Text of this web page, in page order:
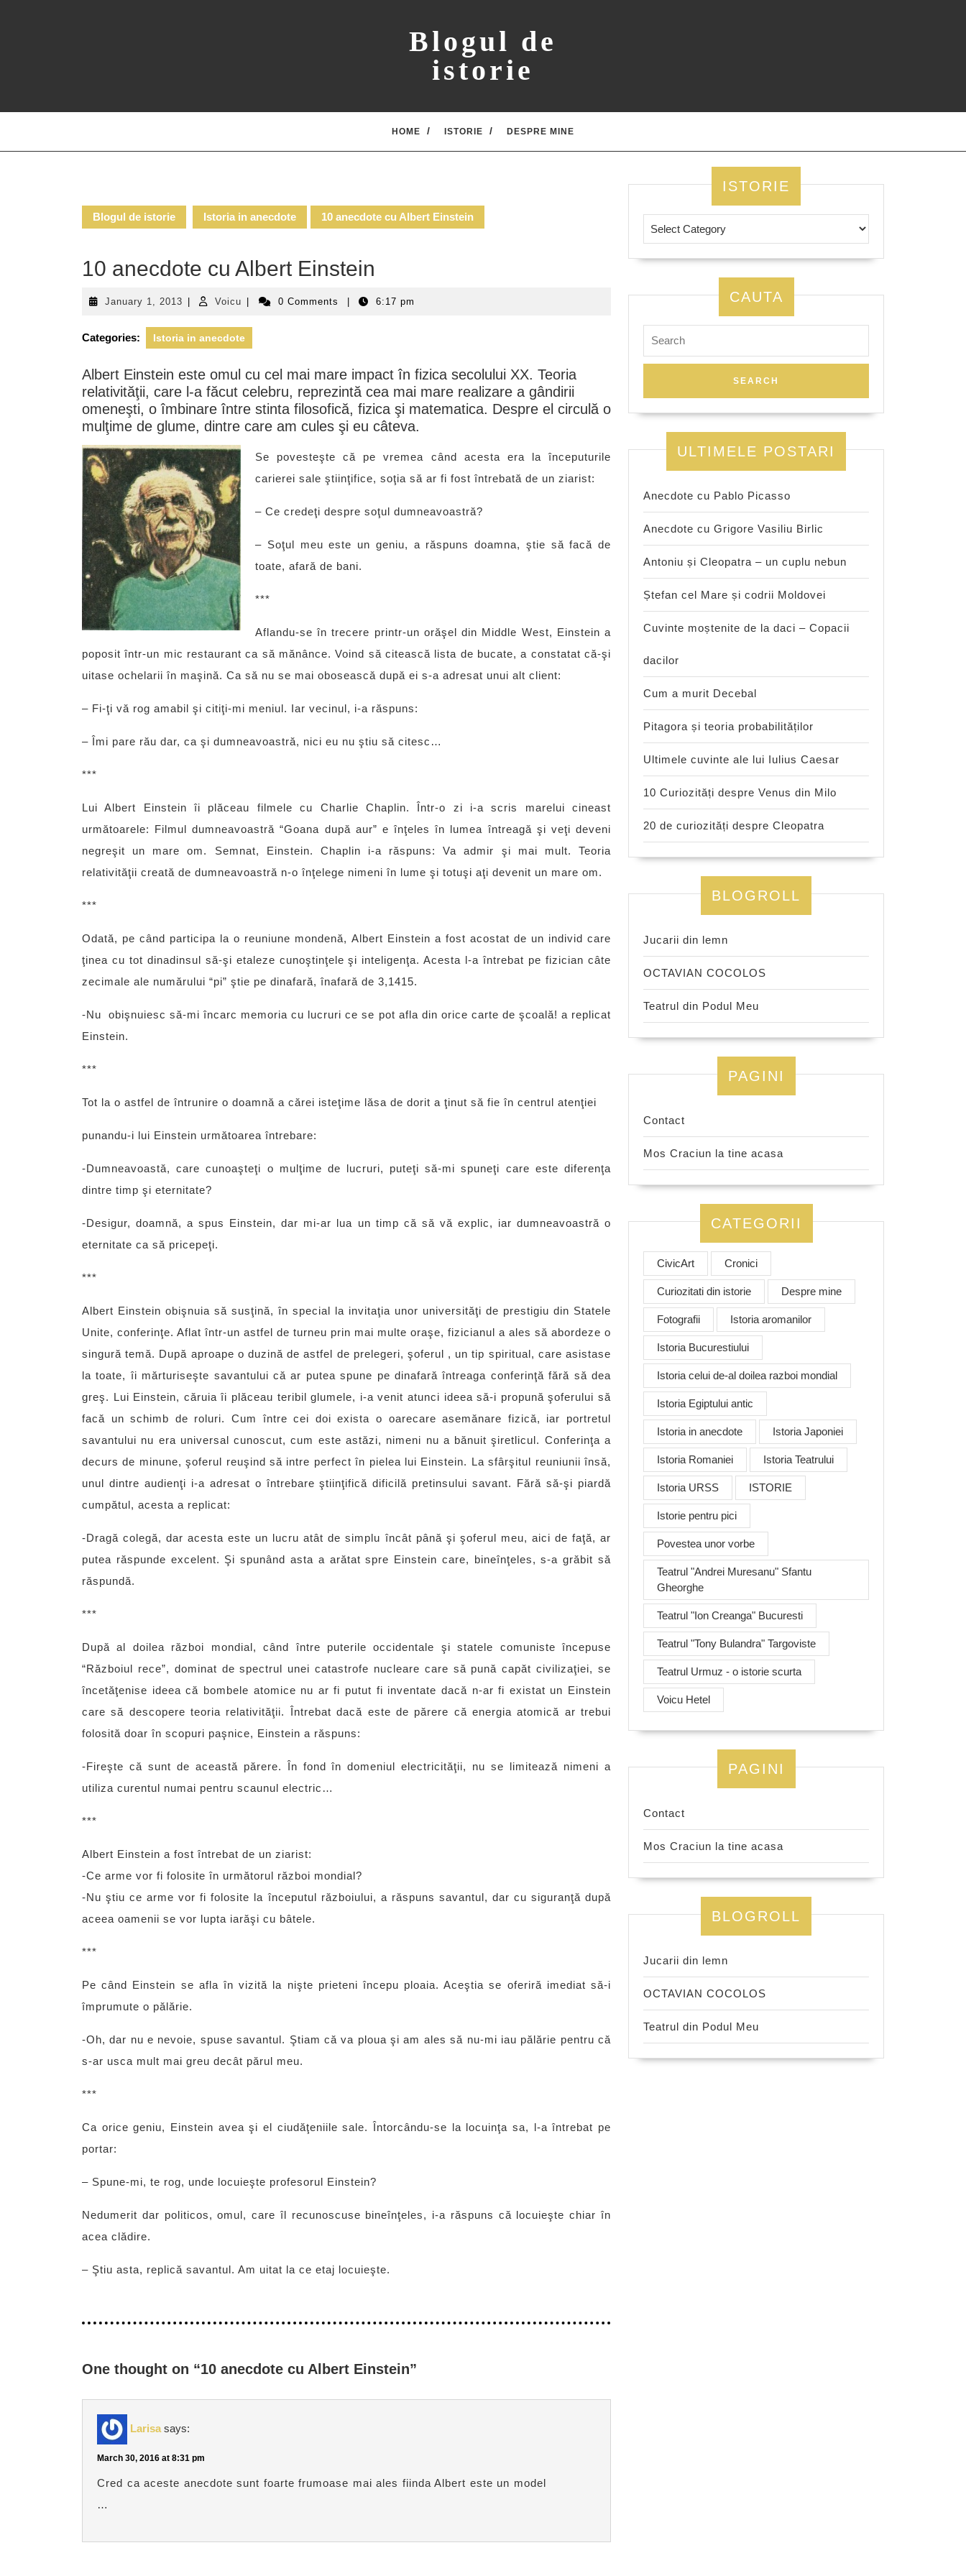
Blogul de
istorie
HOME ISTORIE DESPRE MINE
Blogul de istorie Istoria in anecdote 10 anecdote cu Albert Einstein
10 anecdote cu Albert Einstein
January 1, 2013 January
2013
Voicu Voicu 0 Comments 6:17 pm
Categories: Istoria in anecdote
Albert Einstein este omul cu cel mai mare impact în fizica secolului XX. Teoria
relativităţii, care l-a făcut celebru, reprezintă cea mai mare realizare a gândirii
omeneşti, o îmbinare între stinta filosofică, fizica şi matematica. Despre el circulă o
mulţime de glume, dintre care am cules şi eu câteva.
Se povesteşte că pe vremea când acesta era la începuturile
carierei sale ştiinţifice, soţia să ar fi fost întrebată de un ziarist:
– Ce credeţi despre soţul dumneavoastră?
– Soţul meu este un geniu, a răspuns doamna, ştie să facă de
toate, afară de bani.
***
Aflandu-se în trecere printr-un orăşel din Middle West, Einstein a
poposit într-un mic restaurant ca să mănânce. Voind să citească lista de bucate, a constatat că-şi
uitase ochelarii în maşină. Ca să nu se mai obosească după ei s-a adresat unui alt client:
– Fi-ţi vă rog amabil şi citiţi-mi meniul. Iar vecinul, i-a răspuns:
– Îmi pare rău dar, ca şi dumneavoastră, nici eu nu ştiu să citesc…
***
Lui Albert Einstein îi plăceau filmele cu Charlie Chaplin. Într-o zi i-a scris marelui cineast
următoarele: Filmul dumneavoastră “Goana după aur” e înţeles în lumea întreagă şi veţi deveni
negreşit un mare om. Semnat, Einstein. Chaplin i-a răspuns: Va admir şi mai mult. Teoria
relativităţii creată de dumneavoastră n-o înţelege nimeni în lume şi totuşi aţi devenit un mare om.
***
Odată, pe când participa la o reuniune mondenă, Albert Einstein a fost acostat de un individ care
ţinea cu tot dinadinsul să-şi etaleze cunoştinţele şi inteligenţa. Acesta l-a întrebat pe fizician câte
zecimale ale numărului “pi” ştie pe dinafară, înafară de 3,1415.
-Nu obişnuiesc să-mi încarc memoria cu lucruri ce se pot afla din orice carte de şcoală! a replicat
Einstein.
***
Tot la o astfel de întrunire o doamnă a cărei isteţime lăsa de dorit a ţinut să fie în centrul atenţiei
punandu-i lui Einstein următoarea întrebare:
-Dumneavoastă, care cunoaşteţi o mulţime de lucruri, puteţi să-mi spuneţi care este diferenţa
dintre timp şi eternitate?
-Desigur, doamnă, a spus Einstein, dar mi-ar lua un timp că să vă explic, iar dumneavoastră o
eternitate ca să pricepeţi.
***
Albert Einstein obişnuia să susţină, în special la invitaţia unor universităţi de prestigiu din Statele
Unite, conferinţe. Aflat într-un astfel de turneu prin mai multe oraşe, fizicianul a ales să abordeze o
singură temă. După aproape o duzină de astfel de prelegeri, şoferul , un tip spiritual, care asistase
la toate, îi mărturiseşte savantului că ar putea spune pe dinafară întreaga conferinţă fără să dea
greş. Lui Einstein, căruia îi plăceau teribil glumele, i-a venit atunci ideea să-i propună şoferului să
facă un schimb de roluri. Cum între cei doi exista o oarecare asemănare fizică, iar portretul
savantului nu era universal cunoscut, cum este astăzi, nimeni nu a bănuit şiretlicul. Conferinţa a
decurs de minune, şoferul reuşind să intre perfect în pielea lui Einstein. La sfârşitul reuniunii însă,
unul dintre audienţi i-a adresat o întrebare ştiinţifică dificilă pretinsului savant. Fără să-şi piardă
cumpătul, acesta a replicat:
-Dragă colegă, dar acesta este un lucru atât de simplu încât până şi şoferul meu, aici de faţă, ar
putea răspunde excelent. Şi spunând asta a arătat spre Einstein care, bineînţeles, s-a grăbit să
răspundă.
***
După al doilea război mondial, când între puterile occidentale şi statele comuniste începuse
“Războiul rece”, dominat de spectrul unei catastrofe nucleare care să pună capăt civilizaţiei, se
încetăţenise ideea că bombele atomice nu ar fi putut fi inventate dacă n-ar fi existat un Einstein
care să descopere teoria relativităţii. Întrebat dacă este de părere că energia atomică ar trebui
folosită doar în scopuri paşnice, Einstein a răspuns:
-Fireşte că sunt de această părere. În fond în domeniul electricităţii, nu se limitează nimeni a
utiliza curentul numai pentru scaunul electric…
***
Albert Einstein a fost întrebat de un ziarist:
-Ce arme vor fi folosite în următorul război mondial?
-Nu ştiu ce arme vor fi folosite la începutul războiului, a răspuns savantul, dar cu siguranţă după
aceea oamenii se vor lupta iarăşi cu bâtele.
***
Pe când Einstein se afla în vizită la nişte prieteni începu ploaia. Aceştia se oferiră imediat să-i
împrumute o pălărie.
-Oh, dar nu e nevoie, spuse savantul. Ştiam că va ploua şi am ales să nu-mi iau pălărie pentru că
s-ar usca mult mai greu decât părul meu.
***
Ca orice geniu, Einstein avea şi el ciudăţeniile sale. Întorcându-se la locuinţa sa, l-a întrebat pe
portar:
– Spune-mi, te rog, unde locuieşte profesorul Einstein?
Nedumerit dar politicos, omul, care îl recunoscuse bineînţeles, i-a răspuns că locuieşte chiar în
acea clădire.
– Ştiu asta, replică savantul. Am uitat la ce etaj locuieşte.
One thought on “10 anecdote cu Albert Einstein”
Larisa says:
March 30, 2016 at 8:31 pm
Cred ca aceste anecdote sunt foarte frumoase mai ales fiinda Albert este un model
…
ISTORIE
CAUTA
for:
ULTIMELE POSTARI
Anecdote cu Pablo Picasso
Anecdote cu Grigore Vasiliu Birlic
Antoniu și Cleopatra – un cuplu nebun
Ștefan cel Mare și codrii Moldovei
Cuvinte moștenite de la daci – Copacii
dacilor
Cum a murit Decebal
Pitagora și teoria probabilităților
Ultimele cuvinte ale lui Iulius Caesar
10 Curiozități despre Venus din Milo
20 de curiozități despre Cleopatra
BLOGROLL
Jucarii din lemn
OCTAVIAN COCOLOS
Teatrul din Podul Meu
PAGINI
Contact
Mos Craciun la tine acasa
CATEGORII
CivicArt Cronici
Curiozitati din istorie Despre mine
Fotografii Istoria aromanilor
Istoria Bucurestiului
Istoria celui de-al doilea razboi mondial
Istoria Egiptului antic
Istoria in anecdote Istoria Japoniei
Istoria Romaniei Istoria Teatrului
Istoria URSS ISTORIE
Istorie pentru pici
Povestea unor vorbe
Teatrul "Andrei Muresanu" Sfantu
Gheorghe
Teatrul "Ion Creanga" Bucuresti
Teatrul "Tony Bulandra" Targoviste
Teatrul Urmuz - o istorie scurta
Voicu Hetel
PAGINI
Contact
Mos Craciun la tine acasa
BLOGROLL
Jucarii din lemn
OCTAVIAN COCOLOS
Teatrul din Podul Meu